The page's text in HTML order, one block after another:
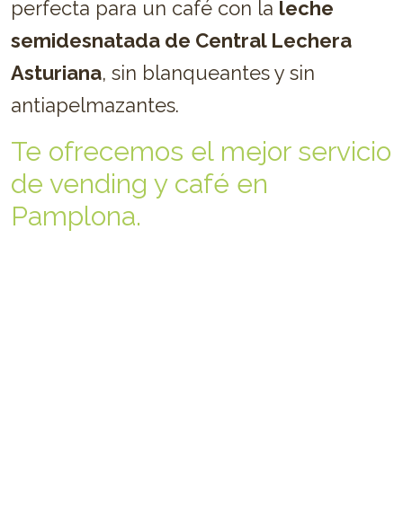
perfecta para un café con la leche
semidesnatada de Central Lechera
Asturiana, sin blanqueantes y sin
antiapelmazantes.
Te ofrecemos el mejor servicio
de vending y café en
Pamplona.